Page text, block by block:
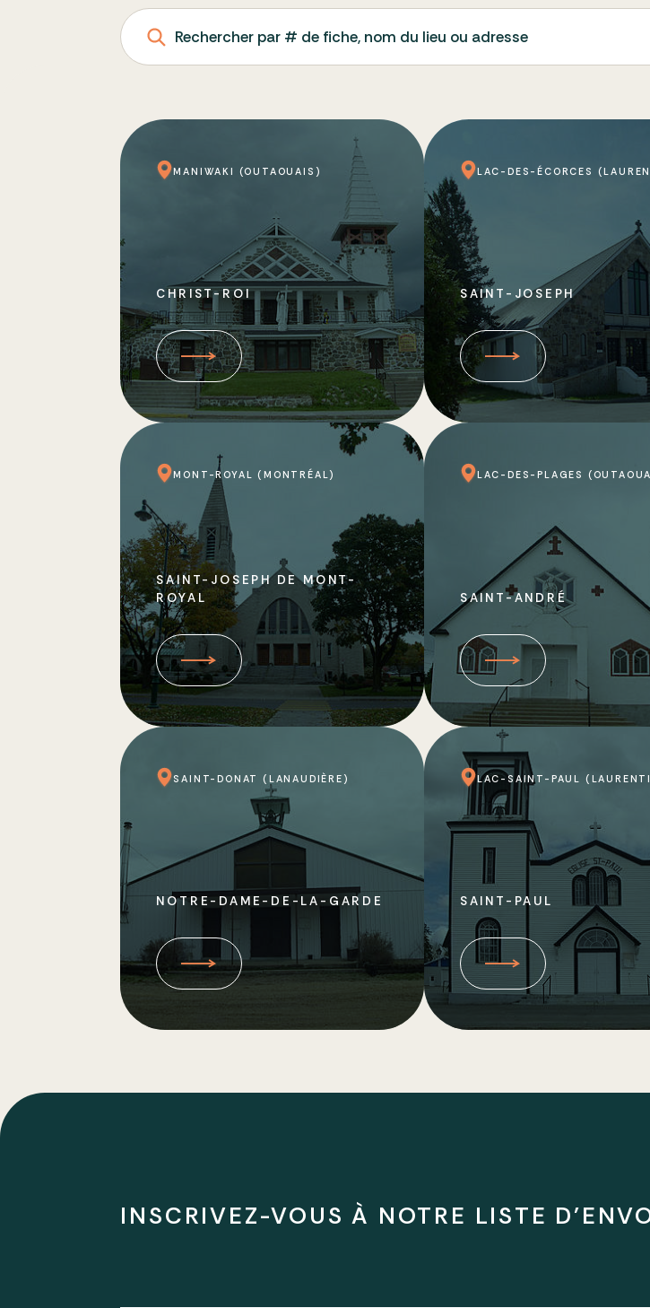
Rechercher par # de fiche, nom du lieu ou adresse
MANIWAKI (OUTAOUAIS)
CHRIST-ROI
LAC-DES-ÉCORCES
SAINT-JOSEPH
MONT-ROYAL (MONTRÉAL)
SAINT-JOSEPH DE MONT-
ROYAL
LAC-DES-PLAGES
SAINT-ANDRÉ
SAINT-DONAT (LANAUDIÈRE)
NOTRE-DAME-DE-LA-GARDE
LAC-SAINT-PAUL
SAINT-PAUL
INSCRIVEZ-VOUS À NOTRE LISTE